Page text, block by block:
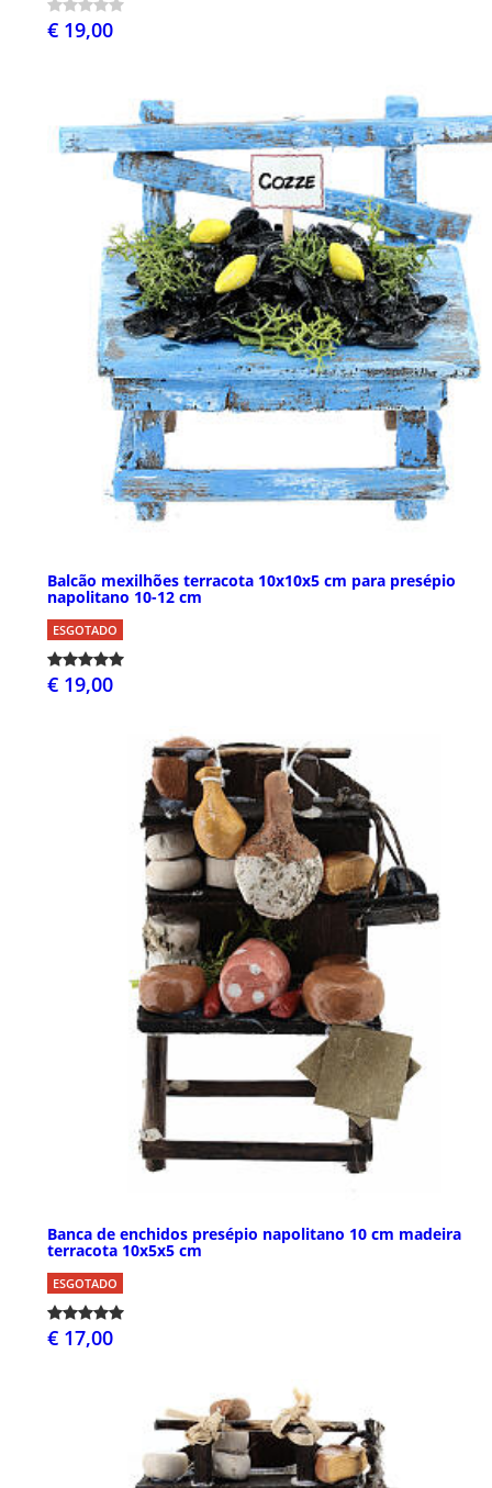
€ 19,00
Balcão mexilhões terracota 10x10x5 cm para presépio
napolitano 10-12 cm
ESGOTADO
€ 19,00
Banca de enchidos presépio napolitano 10 cm madeira
terracota 10x5x5 cm
ESGOTADO
€ 17,00